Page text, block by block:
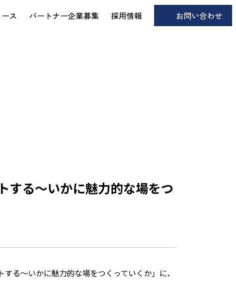
ス パートナー企業募集 採用情報 お問い合わせ
する〜いかに魅力的な場をつ
る〜いかに魅力的な場をつくっていくか」に、